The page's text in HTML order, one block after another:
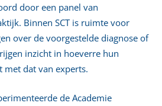
door een panel van
Binnen SCT is ruimte voor
over de voorgestelde diagnose of
inzicht in hoeverre hun
dat van experts.
de Academie